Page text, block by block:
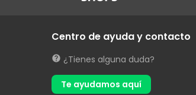
Centro de ayuda y contacto
¿Tienes alguna duda?
Te ayudamos aquí